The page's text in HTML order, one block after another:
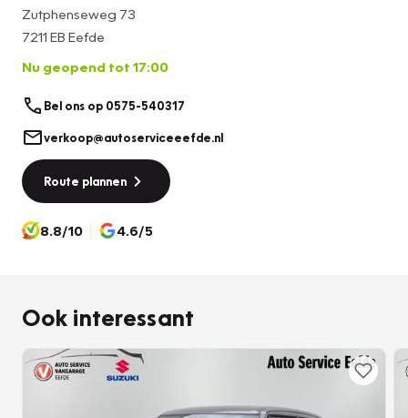
Zutphenseweg 73
7211 EB Eefde
Nu geopend tot 17:00
Bel ons op 0575-540317
verkoop@autoserviceeefde.nl
Route plannen
8.8/10 4.6/5
Ook interessant